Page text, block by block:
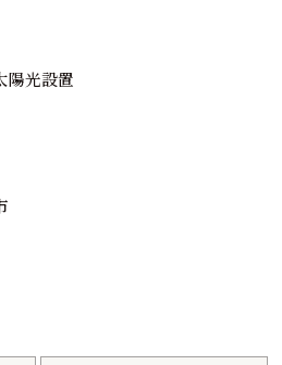
陽光設置